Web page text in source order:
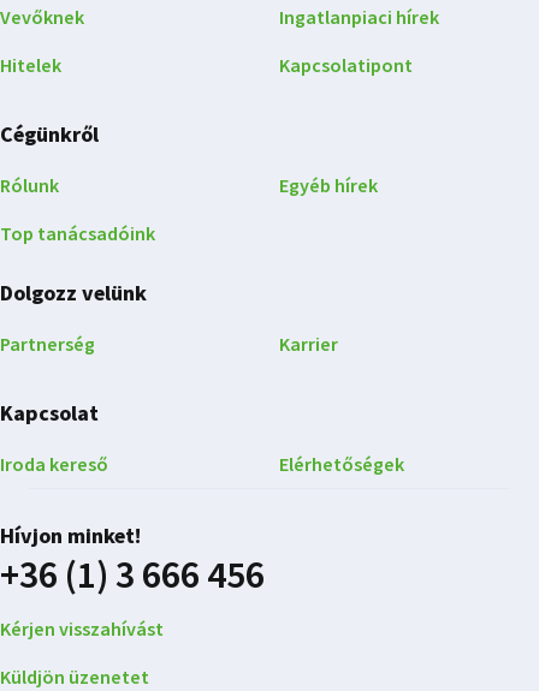
Vevőknek
Hitelek
Ingatlanpiaci hírek
Kapcsolatipont
Cégünkről
Rólunk
Top tanácsadóink
Egyéb hírek
Dolgozz velünk
Partnerség Karrier
Kapcsolat
Iroda kereső Elérhetőségek
Hívjon minket!
+36 (1) 3 666 456
Kérjen visszahívást
Küldjön üzenetet